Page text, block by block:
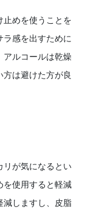
めを使うことを
感を出すために
ルコールは乾燥
は避けた方が良
リが気になるとい
を使用すると軽減
減しますし、皮脂